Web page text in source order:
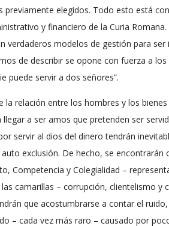
elegidos. Todo esto está
y financiero de la Curia
modelos de gestión para
de describir se opone con fuerza a
puede servir a dos señores”.
relación entre los hombres y los
a ser amos que pretenden ser
servir al dios del dinero tendrán
exclusión. De hecho, se
Competencia y Colegialidad –
camarillas – corrupción, clientelismo
que acostumbrarse a contar el
– cada vez más raro – causado por